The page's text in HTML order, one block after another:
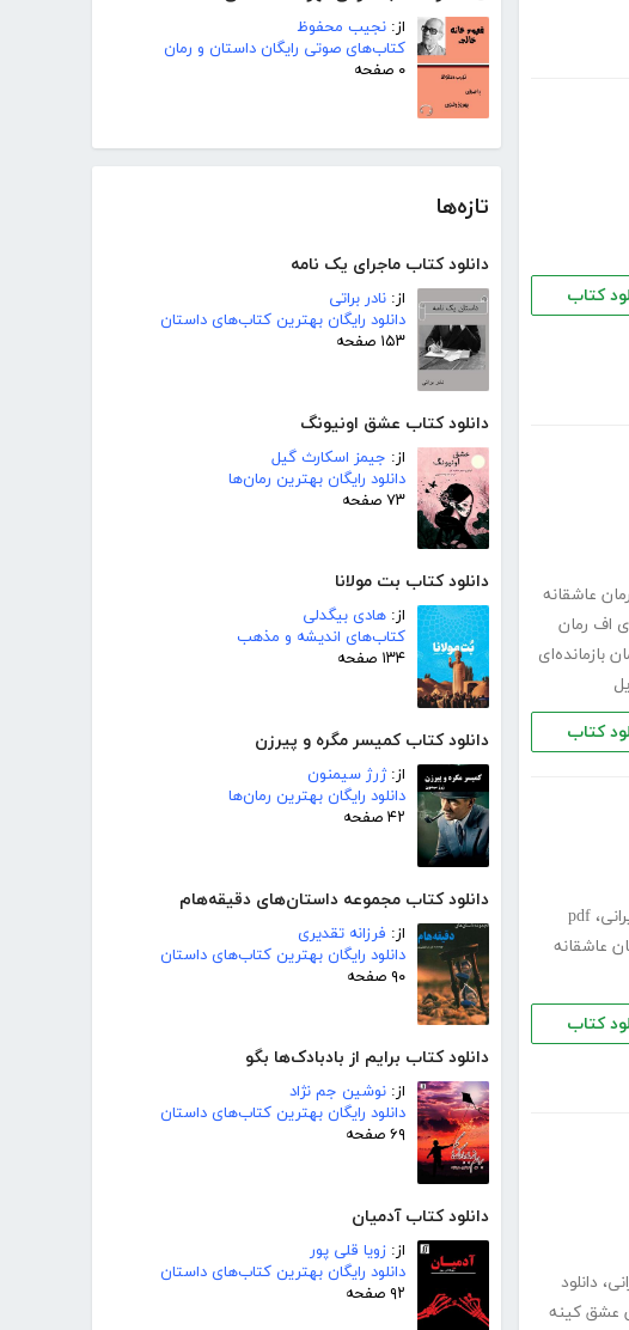
از: نجیب محفوظ
کتاب‌های صوتی رایگان داستان و رمان
۰ صفحه
تازه‌ها
دانلود کتاب ماجرای یک نامه
از: نادر براتی
دانلود رایگان بهترین کتاب‌های داستان
۱۵۳ صفحه
دانلود کتاب عشق اونیونگ
از: جیمز اسکارث گیل
دانلود رایگان بهترین رمان‌ها
۷۳ صفحه
دانلود کتاب بت مولانا
از: هادی بیگدلی
کتاب‌های اندیشه و مذهب
۱۳۴ صفحه
دانلود کتاب کمیسر مگره و پیرزن
از:ژرژ سیمنون
دانلود رایگان بهترین رمان‌ها
۴۲ صفحه
دانلود کتاب مجموعه داستان‌های دقیقه‌هام
از: فرزانه تقدیری
دانلود رایگان بهترین کتاب‌های داستان
۹۰ صفحه
دانلود کتاب برایم از بادبادک‌ها بگو
از: نوشین جم نژاد
دانلود رایگان بهترین کتاب‌های داستان
۶۹ صفحه
دانلود کتاب آدمیان
از: زویا قلی پور
دانلود رایگان بهترین کتاب‌های داستان
۹۲ صفحه
کتاب
عاشقانه
اف رمان
بازمانده‌ای
کتاب
، pdf
عاشقانه
کتاب
، دانلود
عشق کینه